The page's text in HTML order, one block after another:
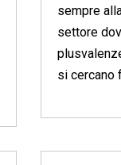
sempre
settore
si cercano